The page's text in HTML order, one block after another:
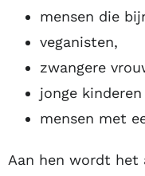
mensen die
veganisten,
zwangere
jonge kinderen
mensen met
Aan hen wordt het